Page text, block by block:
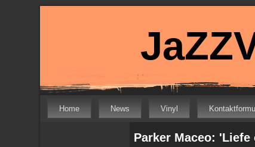
Home News Vinyl
Parker Maceo: